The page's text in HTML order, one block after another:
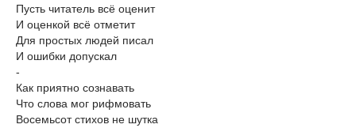
Пусть читатель всё оценит
И оценкой всё отметит
Для простых людей писал
И ошибки допускал
-
Как приятно сознавать
Что слова мог рифмовать
Восемьсот стихов не шутка